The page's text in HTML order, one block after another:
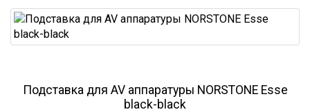
Подставка для AV аппаратуры NORSTONE Esse
black-black